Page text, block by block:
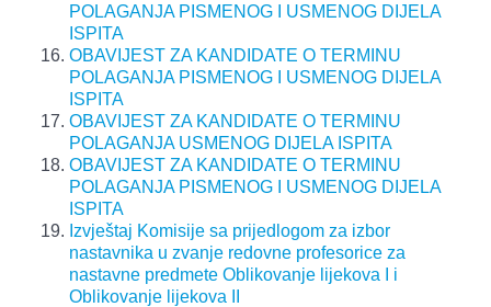
POLAGANJA PISMENOG I USMENOG DIJELA
ISPITA
OBAVIJEST ZA KANDIDATE O TERMINU
POLAGANJA PISMENOG I USMENOG DIJELA
ISPITA
OBAVIJEST ZA KANDIDATE O TERMINU
POLAGANJA USMENOG DIJELA ISPITA
OBAVIJEST ZA KANDIDATE O TERMINU
POLAGANJA PISMENOG I USMENOG DIJELA
ISPITA
Izvještaj Komisije sa prijedlogom za izbor
nastavnika u zvanje redovne profesorice za
nastavne predmete Oblikovanje lijekova I i
Oblikovanje lijekova II